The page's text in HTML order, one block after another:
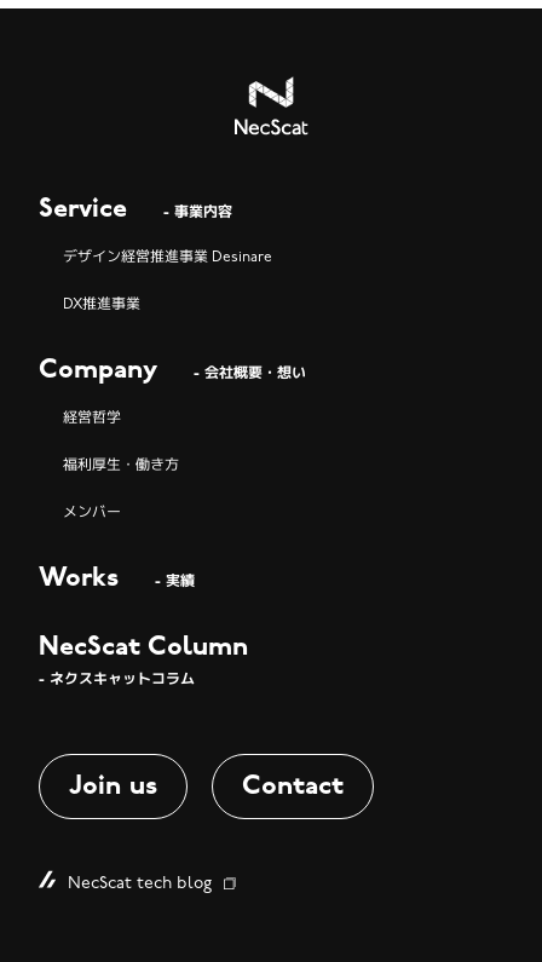
Service - 事業内容
デザイン経営推進事業 Desinare
DX推進事業
Company - 会社概要・想い
経営哲学
福利厚生・働き方
メンバー
Works - 実績
NecScat Column
- ネクスキャットコラム
Join us Contact
NecScat tech blog